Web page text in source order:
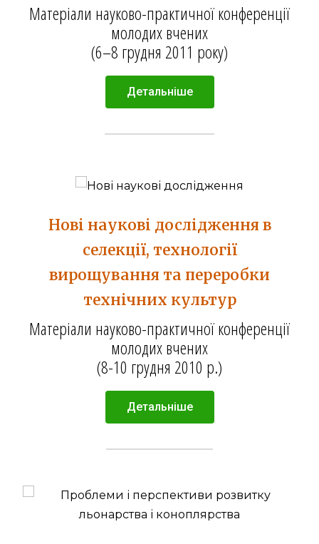
Матеріали науково-практичної конференції
молодих вчених
(6–8 грудня 2011 року)
Детальніше
Нові наукові дослідження в
селекції, технології
вирощування та переробки
технічних культур
Матеріали науково-практичної конференції
молодих вчених
(8-10 грудня 2010 р.)
Детальніше